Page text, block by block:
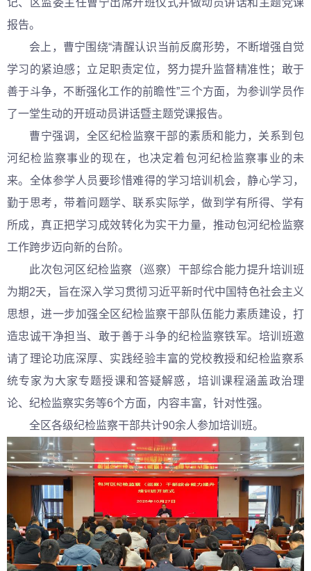
记、区监委主任曹宁出席开班仪式并做动员讲话和主题党课
报告。
会上，曹宁围绕“清醒认识当前反腐形势，不断增强自觉
学习的紧迫感；立足职责定位，努力提升监督精准性；敢于
善于斗争，不断强化工作的前瞻性”三个方面，为参训学员作
了一堂生动的开班动员讲话暨主题党课报告。
曹宁强调，全区纪检监察干部的素质和能力，关系到包
河纪检监察事业的现在，也决定着包河纪检监察事业的未
来。全体参学人员要珍惜难得的学习培训机会，静心学习，
勤于思考，带着问题学、联系实际学，做到学有所得、学有
所成，真正把学习成效转化为实干力量，推动包河纪检监察
工作跨步迈向新的台阶。
此次包河区纪检监察（巡察）干部综合能力提升培训班
为期2天，旨在深入学习贯彻习近平新时代中国特色社会主义
思想，进一步加强全区纪检监察干部队伍能力素质建设，打
造忠诚干净担当、敢于善于斗争的纪检监察铁军。培训班邀
请了理论功底深厚、实践经验丰富的党校教授和纪检监察系
统专家为大家专题授课和答疑解惑，培训课程涵盖政治理
论、纪检监察实务等6个方面，内容丰富，针对性强。
全区各级纪检监察干部共计90余人参加培训班。